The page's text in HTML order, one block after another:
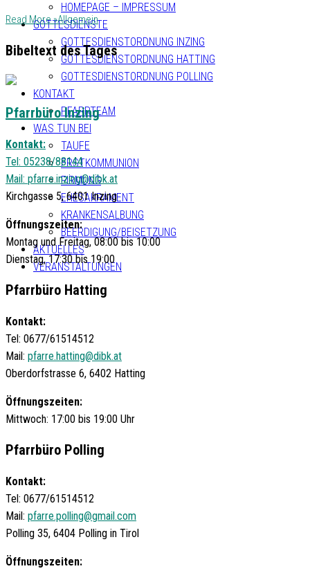
HOMEPAGE – IMPRESSUM
GOTTESDIENSTE
GOTTESDIENSTORDNUNG INZING
GOTTESDIENSTORDNUNG HATTING
GOTTESDIENSTORDNUNG POLLING
KONTAKT
PFARRTEAM
WAS TUN BEI
TAUFE
ERSTKOMMUNION
FIRMUNG
EHESAKRAMENT
KRANKENSALBUNG
BEERDIGUNG/BEISETZUNG
AKTUELLES
VERANSTALTUNGEN
Read More »Allgemein
Bibeltext des Tages
Pfarrbüro Inzing
Kontakt:
Tel: 05238/88144
Mail: pfarre.inzing@dibk.at
Kirchgasse 5, 6401 Inzing
Öffnungszeiten:
Montag und Freitag, 08:00 bis 10:00
Dienstag, 17:30 bis 19:00
Pfarrbüro Hatting
Kontakt:
Tel: 0677/61514512
Mail: pfarre.hatting@dibk.at
Oberdorfstrasse 6, 6402 Hatting
Öffnungszeiten:
Mittwoch: 17:00 bis 19:00 Uhr
Pfarrbüro Polling
Kontakt:
Tel: 0677/61514512
Mail: pfarre.polling@gmail.com
Polling 35, 6404 Polling in Tirol
Öffnungszeiten: